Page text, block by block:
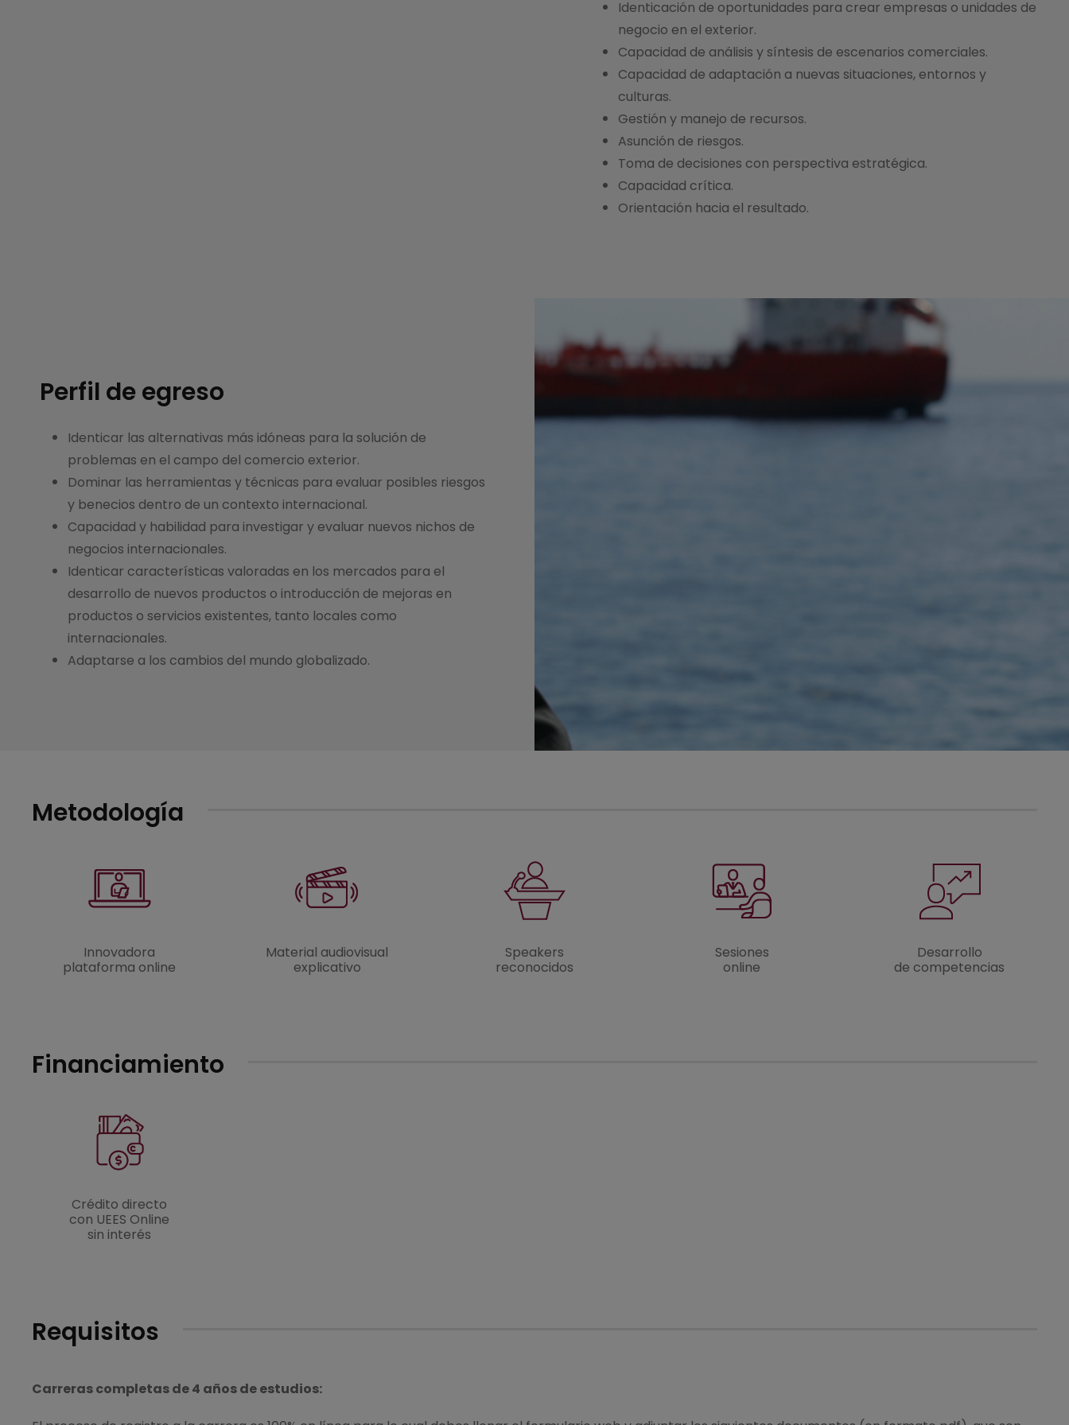
Identicación de oportunidades para crear empresas o unidades de
negocio en el exterior.
Capacidad de análisis y síntesis de escenarios comerciales.
Capacidad de adaptación a nuevas situaciones, entornos y
culturas.
Gestión y manejo de recursos.
Asunción de riesgos.
Toma de decisiones con perspectiva estratégica.
Capacidad crítica.
Orientación hacia el resultado.
Perfil de egreso
Identicar las alternativas más idóneas para la solución de
problemas en el campo del comercio exterior.
Dominar las herramientas y técnicas para evaluar posibles riesgos
y benecios dentro de un contexto internacional.
Capacidad y habilidad para investigar y evaluar nuevos nichos de
negocios internacionales.
Identicar características valoradas en los mercados para el
desarrollo de nuevos productos o introducción de mejoras en
productos o servicios existentes, tanto locales como
internacionales.
Adaptarse a los cambios del mundo globalizado.
Metodología
Innovadora
plataforma online
Material audiovisual
explicativo
Speakers
reconocidos
Sesiones
online
Desarrollo
de competencias
Financiamiento
Crédito directo
con UEES Online
sin interés
Requisitos
Carreras completas de 4 años de estudios: